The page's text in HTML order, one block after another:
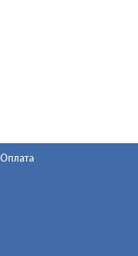
Оплата